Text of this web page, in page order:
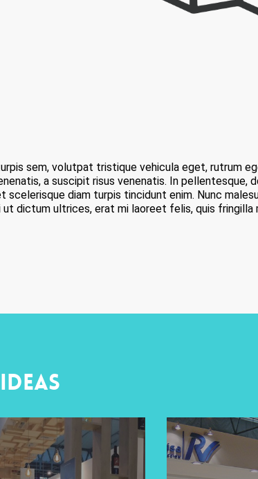
sem, volutpat tristique vehicula eget, rutrum
a suscipit risus venenatis. In pellentesque,
scelerisque diam turpis tincidunt enim. Nunc
dictum ultrices, erat mi laoreet felis, quis fringilla